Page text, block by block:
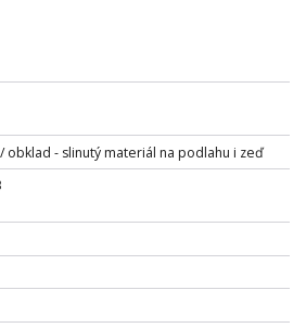
obklad - slinutý materiál na podlahu i zeď